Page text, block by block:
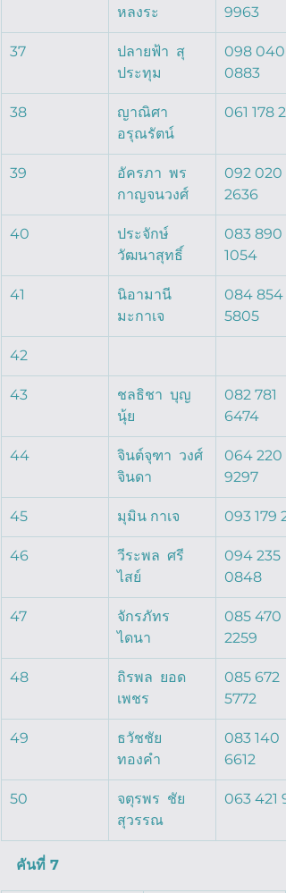
หลงระ
9963
37
ปลายฟ้า  สุ
ประทุม
098 040
0883
38
ญาณิศา
อรุณรัตน์
061 178
39
อัครภา  พร
กาญจนวงศ์
092 020
2636
40
ประจักษ์
วัฒนาสุทธิ์
083 890
1054
41
นิอามานี
มะกาเจ
084 854
5805
42
43
ชลธิชา  บุญ
นุ้ย
082 781
6474
44
จินต์จุฑา  วงศ์
จินดา
064 220
9297
45 มุมิน กาเจ 093 179
46
วีระพล  ศรี
ไสย์
094 235
0848
47
จักรภัทร
ไดนา
085 470
2259
48
ถิรพล  ยอด
เพชร
085 672
5772
49
ธวัชชัย
ทองคำ
083 140
6612
50
จตุรพร  ชัย
สุวรรณ
063 421
คันที่ 7